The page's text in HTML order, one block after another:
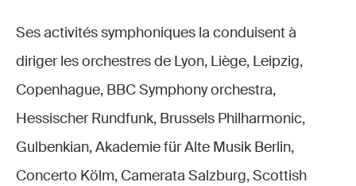
Ses activités symphoniques la conduisent à
diriger les orchestres de Lyon, Liège, Leipzig,
Copenhague, BBC Symphony orchestra,
Hessischer Rundfunk, Brussels Philharmonic,
Gulbenkian, Akademie für Alte Musik Berlin,
Concerto Kölm, Camerata Salzburg, Scottish